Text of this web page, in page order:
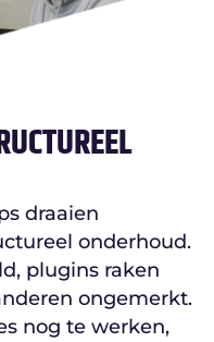
draaien
onderhoud.
plugins raken
ongemerkt.
nog te werken,